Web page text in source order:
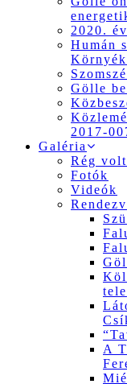
2020.
Humán
Gölle
2017-
Galéria
Rég
Fotók
Videók
A